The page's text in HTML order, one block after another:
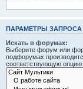
ПАРАМЕТРЫ ЗАПРОСА
Искать в форумах:
Выберите форум или
подфорумах
соответствующую опцию